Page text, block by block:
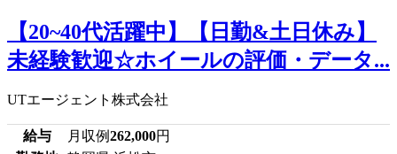
【20~40代活躍中】【日勤&土日休み】
未経験歓迎☆ホイールの評価・データ...
UTエージェント株式会社
給与 月収例262,000円